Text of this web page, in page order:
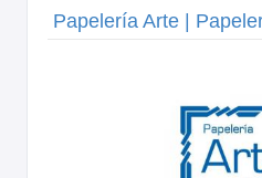
Papelería Arte |